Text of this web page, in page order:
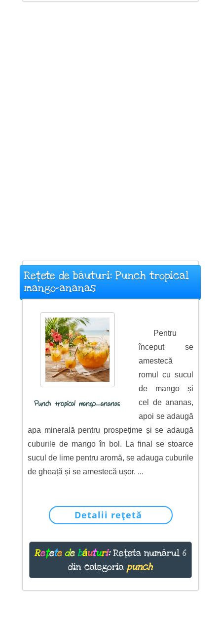
Rețete de băuturi: Punch tropical
mango–ananas
Punch tropical mango–ananas
Pentru
început se
amestecă
romul cu sucul
de mango și
cel de ananas,
apoi se adaugă
apa minerală pentru prospețime și se adaugă
cuburile de mango în bol. La final se stoarce
sucul de lime pentru aromă, se adauga cuburile
de gheață și se amestecă ușor. ...
Detalii rețetă
Rețete de băuturi:Rețeta numărul 6
din categoriapunch